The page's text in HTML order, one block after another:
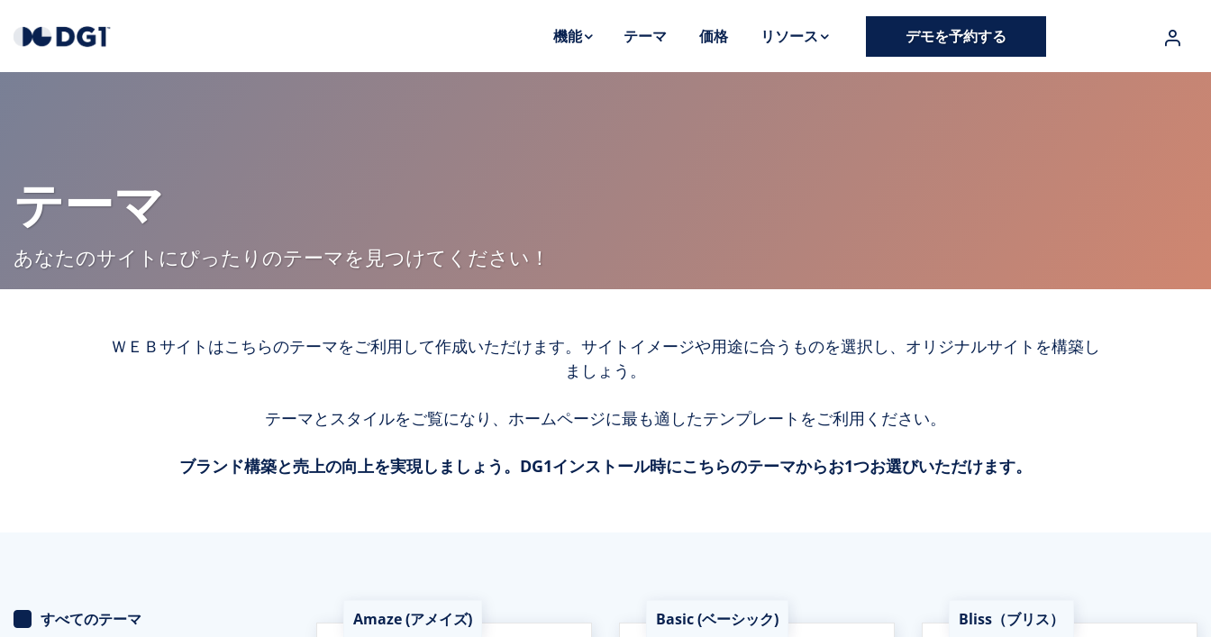
機能
テーマ 価格 リソース デモを予約する
テーマ
あなたのサイトにぴったりのテーマを見つけてください！
ＷＥＢサイトはこちらのテーマをご利用して作成いただけます。サイトイメージや用途に合うものを選択し、オリジナルサイトを構築し
ましょう。
テーマとスタイルをご覧になり、ホームページに最も適したテンプレートをご利用ください。
ブランド構築と売上の向上を実現しましょう。DG1インストール時にこちらのテーマからお1つお選びいただけます。
すべてのテーマ
Amaze (アメイズ) Basic (ベーシック) Bliss（ブリス）